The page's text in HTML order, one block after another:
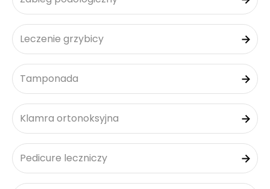
Leczenie grzybicy
Tamponada
Klamra ortonoksyjna
Pedicure leczniczy